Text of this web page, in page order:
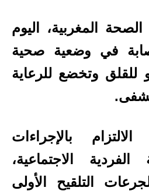
المغربية، اليوم
في وضعية صحية
للقلق وتخضع للرعاية
بالإجراءات
الفردية الاجتماعية،
التلقيح الأولى